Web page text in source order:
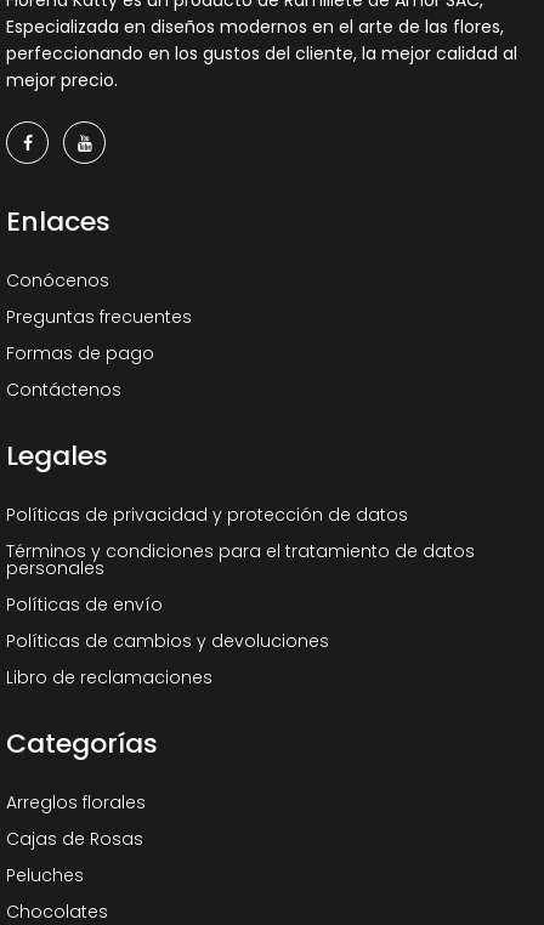
Especializada en diseños modernos en el arte de las flores,
perfeccionando en los gustos del cliente, la mejor calidad al
mejor precio.
Enlaces
Conócenos
Preguntas frecuentes
Formas de pago
Contáctenos
Legales
Políticas de privacidad y protección de datos
Términos y condiciones para el tratamiento de datos
personales
Políticas de envío
Políticas de cambios y devoluciones
Libro de reclamaciones
Categorías
Arreglos florales
Cajas de Rosas
Peluches
Chocolates